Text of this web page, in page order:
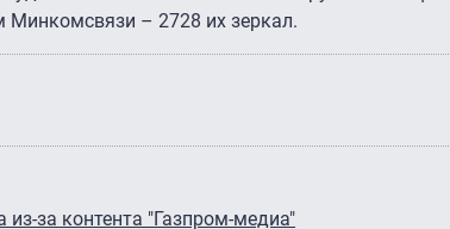
Минкомсвязи – 2728 их зеркал.
за контента "Газпром-медиа"